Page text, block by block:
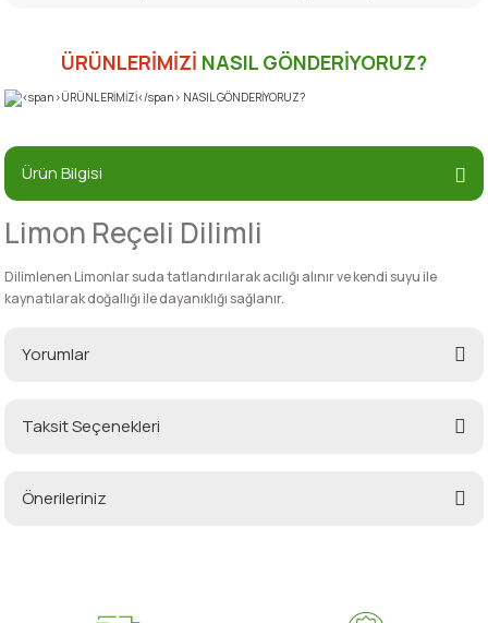
ÜRÜNLERİMİZİ NASIL GÖNDERİYORUZ?
Ürün Bilgisi
Limon Reçeli Dilimli
Dilimlenen Limonlar suda tatlandırılarak acılığı alınır ve kendi suyu ile
kaynatılarak doğallığı ile dayanıklığı sağlanır.
Yorumlar
Taksit Seçenekleri
Önerileriniz
Görüş ve önerileriniz için teşekkür ederiz.